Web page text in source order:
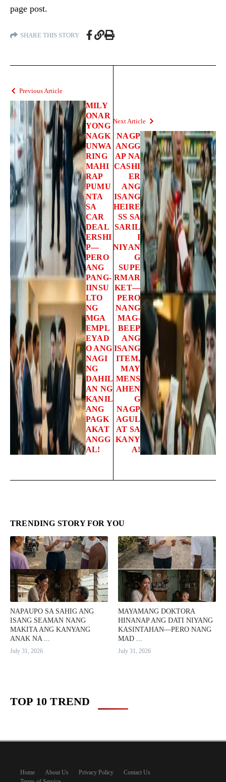
page post.
SHARE THIS STORY
Previous Article
MILY
ONAR
YONG
NAGK
UNWA
RING
MAHI
RAP
PUMU
NTA
SA
CAR
DEAL
ERSHI
P—
PERO
ANG
PANG-
IINSU
LTO
NG
MGA
EMPL
EYAD
O ANG
NAGI
NG
DAHIL
AN NG
KANIL
ANG
PAGK
AKAT
ANGG
AL!
Next Article
NAGP
ANGG
AP NA
CASHI
ER
ANG
ISANG
HEIRE
SS SA
SARIL
I
NIYAN
G
SUPE
RMAR
KET—
PERO
NANG
MAG-
BEEP
ANG
ISANG
ITEM,
MAY
MENS
AHEN
G
NAGP
AGUL
AT SA
KANY
A!
TRENDING STORY FOR YOU
NAPAUPO SA SAHIG ANG
ISANG SEAMAN NANG
MAKITA ANG KANYANG
ANAK NA ...
July 31, 2026
MAYAMANG DOKTORA
HINANAP ANG DATI NIYANG
KASINTAHAN—PERO NANG
MAD ...
July 31, 2026
TOP 10 TREND
Home About Us Privacy Policy
Contact Us